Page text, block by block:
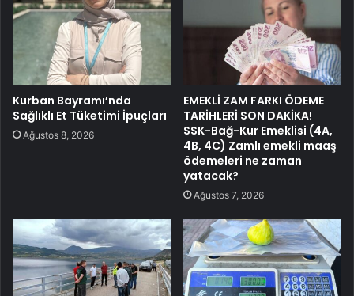
Kurban Bayramı’nda
Sağlıklı Et Tüketimi İpuçları
Ağustos 8, 2026
EMEKLİ ZAM FARKI ÖDEME
TARİHLERİ SON DAKİKA!
SSK-Bağ-Kur Emeklisi (4A,
4B, 4C) Zamlı emekli maaş
ödemeleri ne zaman
yatacak?
Ağustos 7, 2026